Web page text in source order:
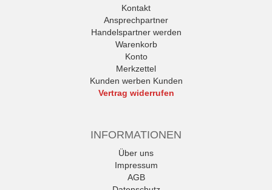
Kontakt
Ansprechpartner
Handelspartner werden
Warenkorb
Konto
Merkzettel
Kunden werben Kunden
Vertrag widerrufen
INFORMATIONEN
Über uns
Impressum
AGB